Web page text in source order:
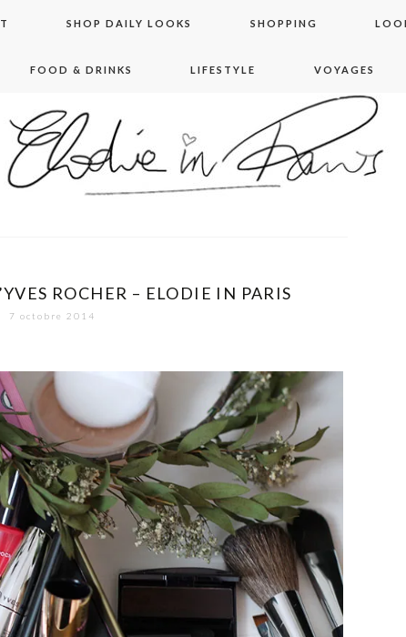
SHOP DAILY LOOKS SHOPPING
FOOD & DRINKS LIFESTYLE VOYAGES
in paris
ROCHER – ELODIE IN PARIS
7 octobre 2014